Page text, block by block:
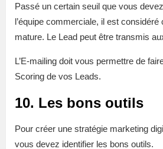
Passé un certain seuil que vous
l’équipe commerciale, il est
mature. Le Lead peut être transmis
L’E-mailing doit vous permettre de
Scoring de vos Leads.
10. Les bons outils
Pour créer une stratégie marketing
vous devez identifier les bons outils.